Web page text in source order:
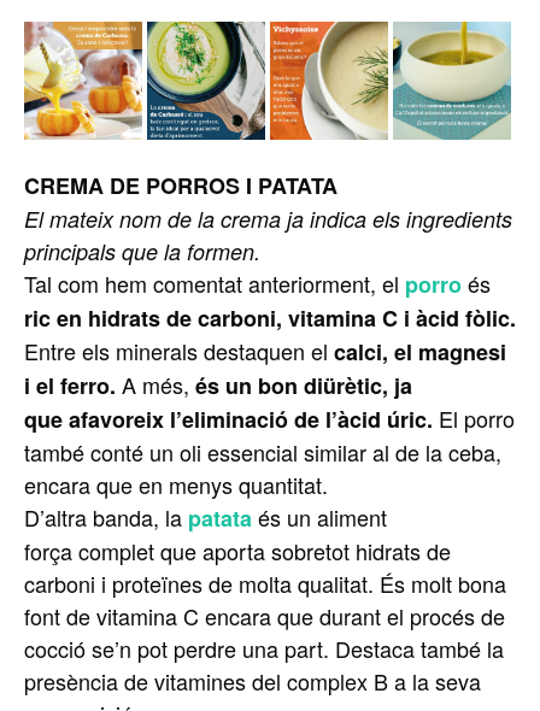
CREMA DE PORROS I PATATA
El mateix nom de la crema ja indica els ingredients
principals que la formen.
Tal com hem comentat anteriorment, el porroés
ric en hidrats de carboni, vitamina C i àcid fòlic.
Entre els minerals destaquen el calci, el magnesi
i el ferro. A més, és un bon diürètic, ja
que afavoreix l’eliminació de l’àcid úric. El porro
també conté un oli essencial similar al de la ceba,
encara que en menys quantitat.
D’altra banda, la patataés un aliment
força complet que aporta sobretot hidrats de
carboni i proteïnes de molta qualitat. És molt bona
font de vitamina C encara que durant el procés de
cocció se’n pot perdre una part. Destaca també la
presència de vitamines del complex B a la seva